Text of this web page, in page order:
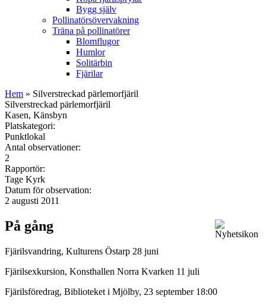
Bygg själv
Pollinatörsövervakning
Träna på pollinatörer
Blomflugor
Humlor
Solitärbin
Fjärilar
Hem » Silverstreckad pärlemorfjäril
Silverstreckad pärlemorfjäril
Kasen, Känsbyn
Platskategori:
Punktlokal
Antal observationer:
2
Rapportör:
Tage Kyrk
Datum för observation:
2 augusti 2011
På gång
Fjärilsvandring, Kulturens Östarp 28 juni
Fjärilsexkursion, Konsthallen Norra Kvarken 11 juli
Fjärilsföredrag, Biblioteket i Mjölby, 23 september 18:00